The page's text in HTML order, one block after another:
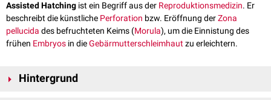
Assisted Hatching ist ein Begriff aus der Reproduktionsmedizin. Er
beschreibt die künstliche Perforation bzw. Eröffnung derZona
pellucida des befruchteten Keims (Morula), um die Einnistung des
frühen Embryos in dieGebärmutterschleimhautzu erleichtern.
Hintergrund